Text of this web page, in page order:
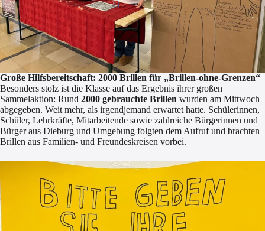
Große Hilfsbereitschaft: 2000 Brillen für „Brillen-ohne-Grenzen“
Besonders stolz ist die Klasse auf das Ergebnis ihrer großen
Sammelaktion: Rund 2000 gebrauchte Brillen wurden am Mittwoch
abgegeben. Weit mehr, als irgendjemand erwartet hatte. Schülerinnen,
Schüler, Lehrkräfte, Mitarbeitende sowie zahlreiche Bürgerinnen und
Bürger aus Dieburg und Umgebung folgten dem Aufruf und brachten
Brillen aus Familien- und Freundeskreisen vorbei.